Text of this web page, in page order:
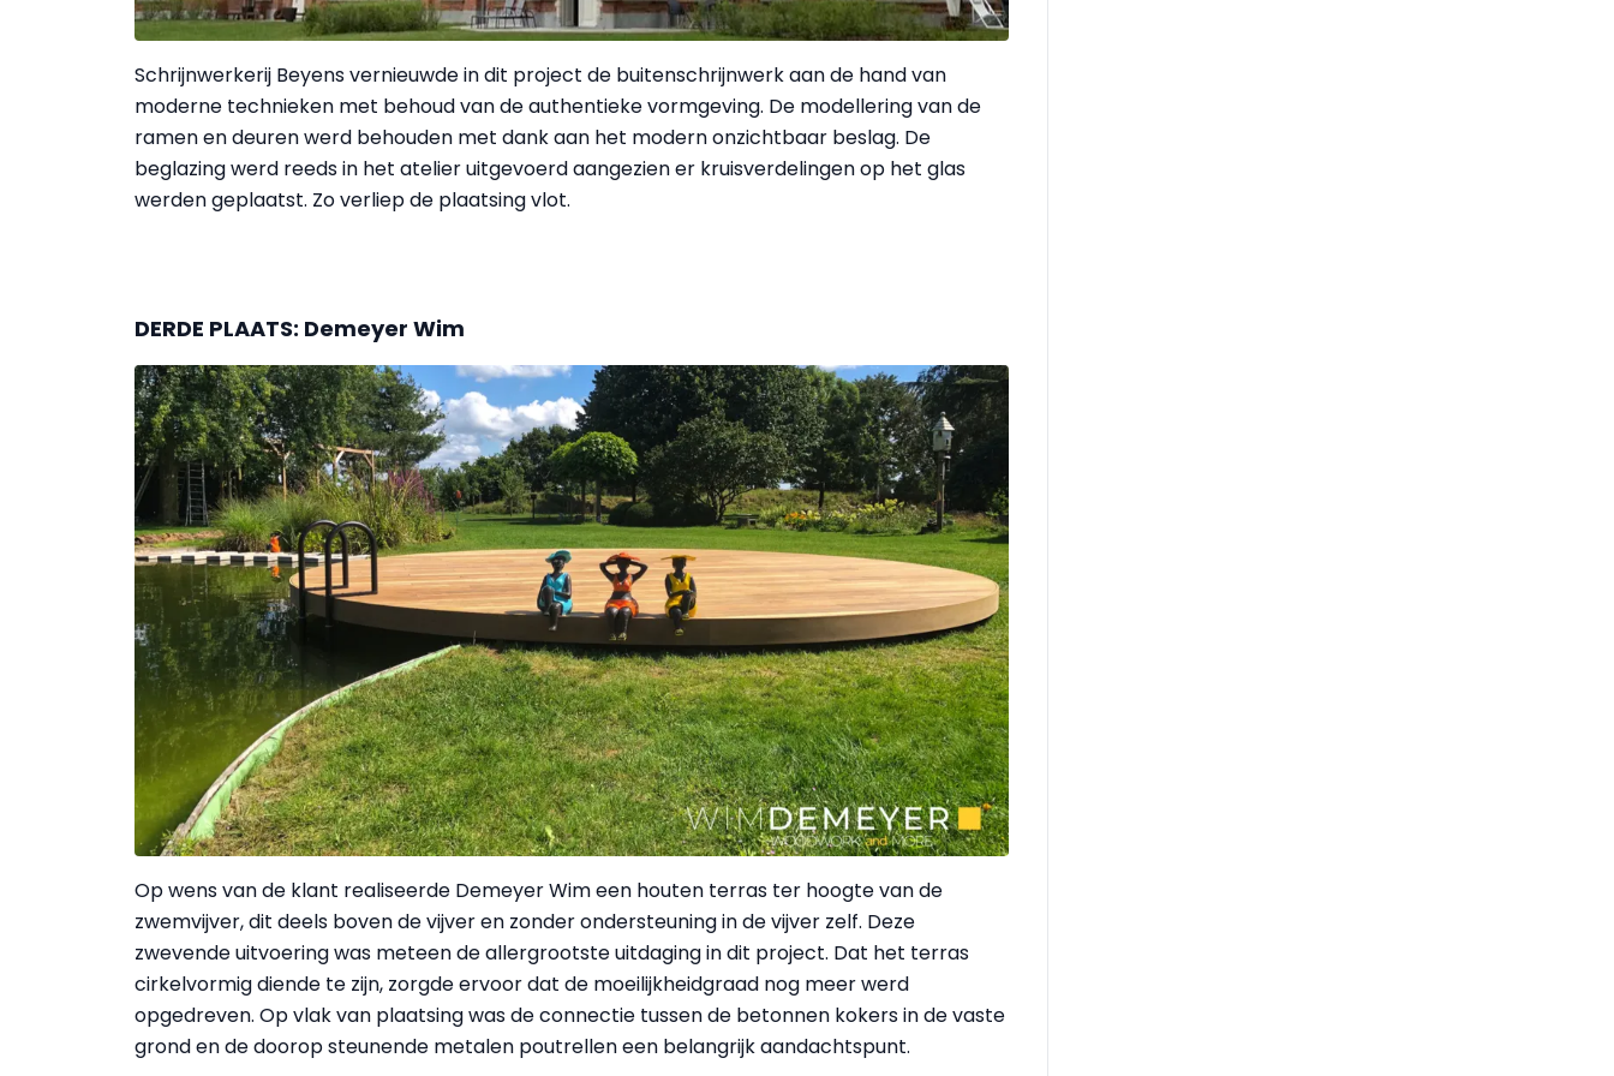
Schrijnwerkerij Beyens vernieuwde in dit project de buitenschrijnwerk aan de hand van
moderne technieken met behoud van de authentieke vormgeving. De modellering van de
ramen en deuren werd behouden met dank aan het modern onzichtbaar beslag. De
beglazing werd reeds in het atelier uitgevoerd aangezien er kruisverdelingen op het glas
werden geplaatst. Zo verliep de plaatsing vlot.
DERDE PLAATS: Demeyer Wim
Op wens van de klant realiseerde Demeyer Wim een houten terras ter hoogte van de
zwemvijver, dit deels boven de vijver en zonder ondersteuning in de vijver zelf. Deze
zwevende uitvoering was meteen de allergrootste uitdaging in dit project. Dat het terras
cirkelvormig diende te zijn, zorgde ervoor dat de moeilijkheidgraad nog meer werd
opgedreven. Op vlak van plaatsing was de connectie tussen de betonnen kokers in de vaste
grond en de doorop steunende metalen poutrellen een belangrijk aandachtspunt.